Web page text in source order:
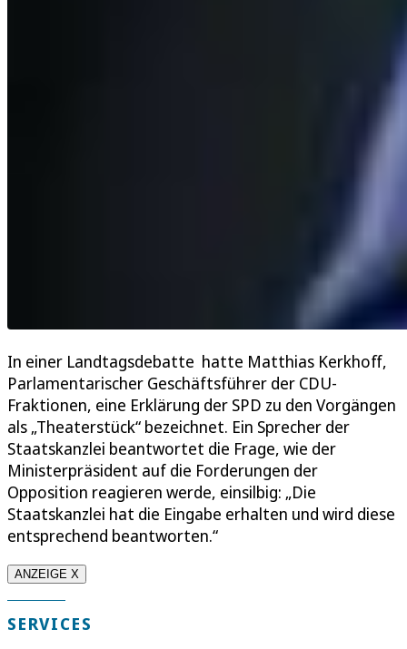
In einer Landtagsdebatte hatte Matthias Kerkhoff,
Parlamentarischer Geschäftsführer der CDU-
Fraktionen, eine Erklärung der SPD zu den Vorgängen
als „Theaterstück“ bezeichnet. Ein Sprecher der
Staatskanzlei beantwortet die Frage, wie der
Ministerpräsident auf die Forderungen der
Opposition reagieren werde, einsilbig: „Die
Staatskanzlei hat die Eingabe erhalten und wird diese
entsprechend beantworten.“
ANZEIGE X
SERVICES